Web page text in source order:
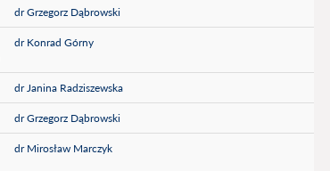
dr Grzegorz Dąbrowski
dr Konrad Górny
dr Janina Radziszewska
dr Grzegorz Dąbrowski
dr Mirosław Marczyk